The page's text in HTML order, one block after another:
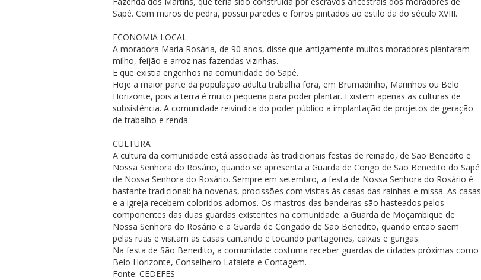
Sapé. Com muros de pedra, possui paredes e forros pintados ao estilo da do século XVIII.
ECONOMIA LOCAL
A moradora Maria Rosária, de 90 anos, disse que antigamente muitos moradores plantaram
milho, feijão e arroz nas fazendas vizinhas.
E que existia engenhos na comunidade do Sapé.
Hoje a maior parte da população adulta trabalha fora, em Brumadinho, Marinhos ou Belo
Horizonte, pois a terra é muito pequena para poder plantar. Existem apenas as culturas de
subsistência. A comunidade reivindica do poder público a implantação de projetos de geração
de trabalho e renda.
CULTURA
A cultura da comunidade está associada às tradicionais festas de reinado, de São Benedito e
Nossa Senhora do Rosário, quando se apresenta a Guarda de Congo de São Benedito do Sapé
de Nossa Senhora do Rosário. Sempre em setembro, a festa de Nossa Senhora do Rosário é
bastante tradicional: há novenas, procissões com visitas às casas das rainhas e missa. As casas
e a igreja recebem coloridos adornos. Os mastros das bandeiras são hasteados pelos
componentes das duas guardas existentes na comunidade: a Guarda de Moçambique de
Nossa Senhora do Rosário e a Guarda de Congado de São Benedito, quando então saem
pelas ruas e visitam as casas cantando e tocando pantagones, caixas e gungas.
Na festa de São Benedito, a comunidade costuma receber guardas de cidades próximas como
Belo Horizonte, Conselheiro Lafaiete e Contagem.
Fonte: CEDEFES